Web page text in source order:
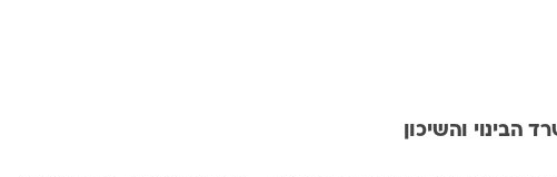
הבינוי והשיכון